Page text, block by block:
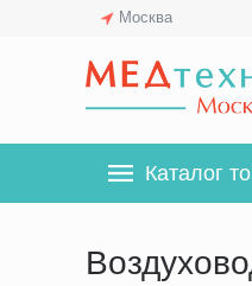
Москва
Каталог